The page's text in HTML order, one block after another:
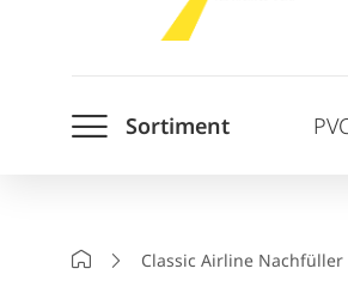
Sortiment
StartseiteClassic Airline